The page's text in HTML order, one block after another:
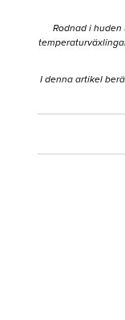
Rodnad i
I denna artikel